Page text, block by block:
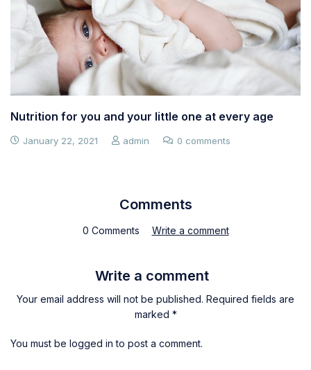
Nutrition for you and your little one at every age
January 22, 2021 admin 0 comments
Comments
0 Comments Write a comment
Write a comment
Your email address will not be published. Required fields are
marked *
You must be logged in to post a comment.